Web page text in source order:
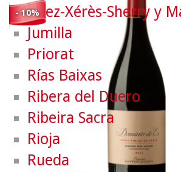
- 10%Jerez-Xérès-Sherry y
Jumilla
Priorat
Rías Baixas
Ribera del Duero
Ribeira Sacra
Rioja
Rueda